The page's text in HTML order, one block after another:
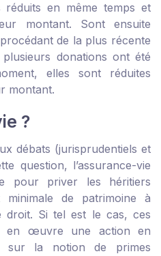
en même temps et
montant. Sont ensuite
de la plus récente
donations ont été
elles sont réduites
montant.
?
débats (jurisprudentiels et
question, l’assurance-vie
pour priver les héritiers
de patrimoine à
droit. Si tel est le cas, ces
en œuvre une action en
sur la notion de primes